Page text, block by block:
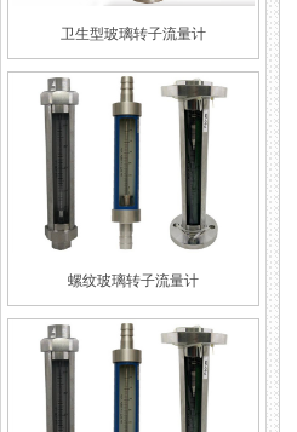
卫生型玻璃转子流量计
螺纹玻璃转子流量计